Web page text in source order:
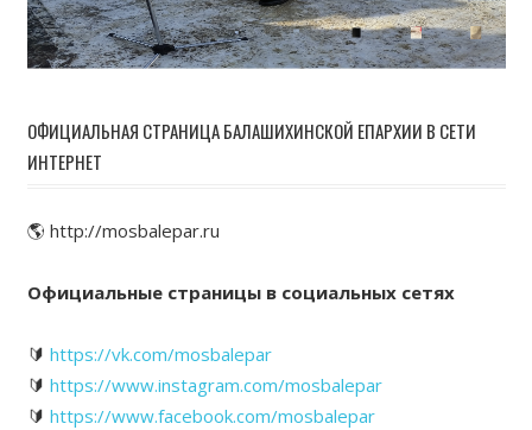
ОФИЦИАЛЬНАЯ СТРАНИЦА БАЛАШИХИНСКОЙ ЕПАРХИИ В СЕТИ
ИНТЕРНЕТ
🌎 http://mosbalepar.ru
Официальные страницы в социальных сетях
🔰 https://vk.com/mosbalepar
🔰 https://www.instagram.com/mosbalepar
🔰 https://www.facebook.com/mosbalepar